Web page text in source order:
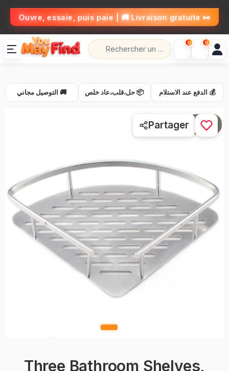
👀 Ouvre, essaie, puis paie | 🚚 Livraison gratuite
Three Bathroom Shelves,
🚚 التوصيل مجاني 📦 حل،قلب،عاد خلص 💰 الدفع عند الاستلام
1 / 3
Partager
0 0